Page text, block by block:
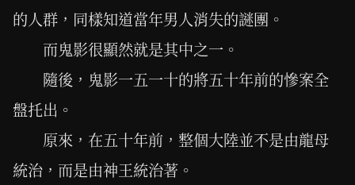
的人群，同樣知道當年男人消失的謎團。
而鬼影很顯然就是其中之一。
隨後，鬼影一五一十的將五十年前的慘案全
盤托出。
原來，在五十年前，整個大陸並不是由龍母
統治，而是由神王統治著。